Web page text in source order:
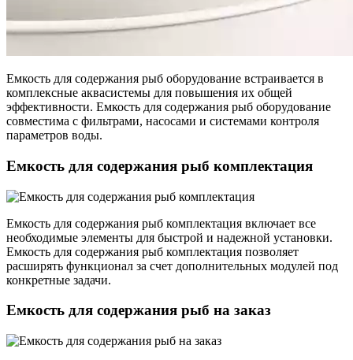
Емкость для содержания рыб оборудование встраивается в
комплексные аквасистемы для повышения их общей
эффективности. Емкость для содержания рыб оборудование
совместима с фильтрами, насосами и системами контроля
параметров воды.
Емкость для содержания рыб комплектация
Емкость для содержания рыб комплектация включает все
необходимые элементы для быстрой и надежной установки.
Емкость для содержания рыб комплектация позволяет
расширять функционал за счет дополнительных модулей под
конкретные задачи.
Емкость для содержания рыб на заказ